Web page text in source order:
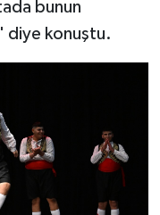
bunun
diye konuştu.